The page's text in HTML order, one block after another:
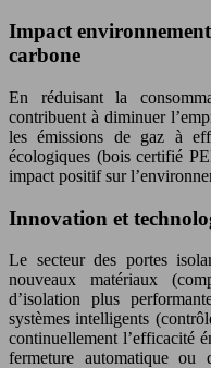
Impact
carbone
En réduisant la
contribuent à diminuer
les émissions de gaz à
écologiques (bois certifié
impact positif sur
Innovation et
Le secteur des portes
nouveaux matériaux
d’isolation plus
systèmes intelligents
continuellement l’efficacité
fermeture automatique ou